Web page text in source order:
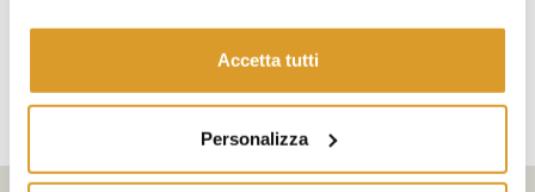
Accetta tutti
Personalizza